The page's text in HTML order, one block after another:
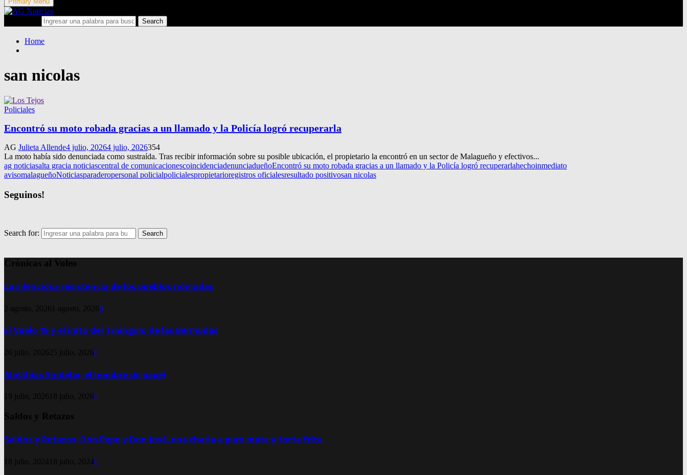
Search
Home
san nicolas
Policiales
Encontró su moto robada gracias a un llamado y la Policía logró recuperarla
AG Julieta Allende4 julio, 20264 julio, 2026354
La moto había sido denunciada como sustraída. Tras recibir información sobre su posible ubicación, el propietario la encontró en un sector de Malagueño y efectivos...
ag noticiasalta gracia noticiascentral de comunicacionescoincidenciadenunciadueñoEncontró su moto robada gracias a un llamado y la Policía logró recuperarlahechoinmediato
avisomalagueñoNoticiasparaderopersonal policialpolicialespropietarioregistros oficialesresultado positivosan nicolas
Seguinos!
Search for: Search
Crónicas al Voleo
La silenciosa resistencia de los pueblos nómadas
2 agosto, 2026 1 agosto, 20260
El Vuelo 19 y el mito del Triángulo de las Bermudas
26 julio, 2026 25 julio, 20260
Matthias Sindelar, el hombre de papel
19 julio, 2026 18 julio, 20260
Saldos y Retazos
Saldos y Retazos: Don Pepe y Don José, una charla a puro mate y torta frita
18 julio, 2024 18 julio, 20240